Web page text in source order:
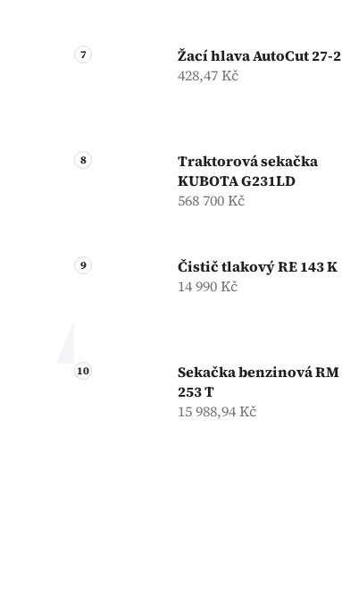
Žací hlava AutoCut 27-2
428,47 Kč
Traktorová sekačka
KUBOTA G231LD
568 700 Kč
Čistič tlakový RE 143 K
14 990 Kč
Sekačka benzinová RM
253 T
15 988,94 Kč